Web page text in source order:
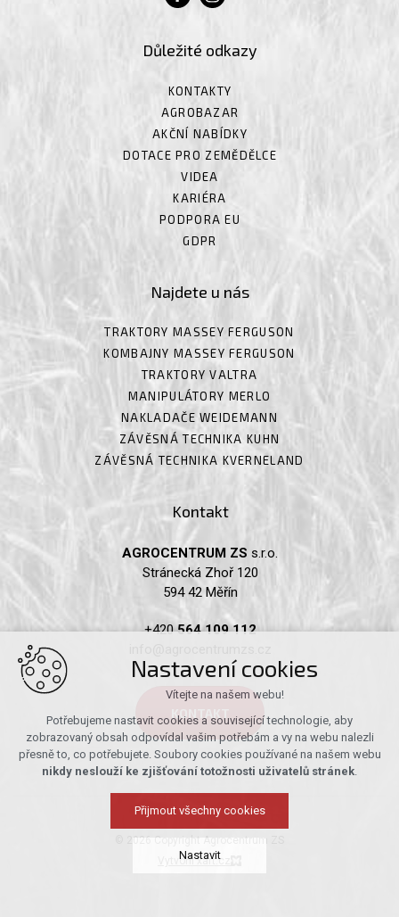
Důležité odkazy
KONTAKTY
AGROBAZAR
AKČNÍ NABÍDKY
DOTACE PRO ZEMĚDĚLCE
VIDEA
KARIÉRA
PODPORA EU
GDPR
Najdete u nás
TRAKTORY MASSEY FERGUSON
KOMBAJNY MASSEY FERGUSON
TRAKTORY VALTRA
MANIPULÁTORY MERLO
NAKLADAČE WEIDEMANN
ZÁVĚSNÁ TECHNIKA KUHN
ZÁVĚSNÁ TECHNIKA KVERNELAND
Kontakt
AGROCENTRUM ZS s.r.o.
Stránecká Zhoř 120
594 42 Měřín
+420564 109 112
KONTAKT
© 2026 Copyright Agrocentrum ZS
Vytvořil xart.cz
Nastavení cookies
Vítejte na našem webu!
Potřebujeme nastavit cookies a související technologie, aby
zobrazovaný obsah odpovídal vašim potřebám a vy na webu nalezli
přesně to, co potřebujete. Soubory cookies používané na našem webu
nikdy neslouží ke zjišťování totožnosti uživatelů stránek.
Přijmout všechny cookies
Nastavit